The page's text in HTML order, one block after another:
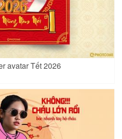
avatar Tết 2026